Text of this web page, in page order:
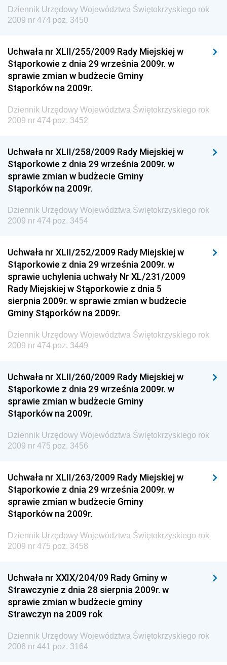
Dziennik Urzędowy Ministra Środowiska i Głównego
Inspektora Ochrony Środowiska
Dziennik Urzędowy Ministerstwa Kultury, Dziedzictwa
Narodowego i Sportu
Dziennik Urzędowy Ministra Finansów, Funduszy i
Dziennik Urzędowy Ministra Rozwoju, Pracy i
Dziennik Urzędowy Ministra Kultury, Dziedzictwa
Narodowego i Sportu
Dziennik Urzędowy Ministra Rodziny i Polityki
Społecznej
Dziennik Urzędowy Komendy Głównej Straży
Granicznej
Drogowego
Dziennik Urzędowy Narodowego Banku Polskiego
Dziennik Urzędowy Komendy Głównej Policji
Dziennik Urzędowy Ministra Pracy i Polityki
Społecznej
Dziennik Urzędowy Ministra Transportu, Budownictwa
i Gospodarki Morskiej
Dziennik Urzędowy Ministra Spraw Zagranicznych
Dziennik Urzędowy Centralnego Biura
Antykorupcyjnego
Wewnętrznego
Dziennik Urzędowy Urzędu Patentowego
Dziennik Urzędowy Generalnej Dyrekcji Dróg
Krajowych i Autostrad
Dziennik Urzędowy Ministra Środowiska
Dziennik Urzędowy Ministra Edukacji
Dziennik Urzędowy Ministra Przemysłu
Dziennik Urzędowy Ministra Finansów i Gospodarki
Dziennik Urzędowy Ministra do Spraw Unii
Dziennik Urzędowy Agencji Wywiadu
Dziennik Urzędowy Województwa Świętokrzyskiego rok
2009 nr 474 poz. 3450
Uchwała nr XLII/255/2009 Rady Miejskiej w
Stąporkowie z dnia 29 września 2009r. w
sprawie zmian w budżecie Gminy
Stąporków na 2009r.
Dziennik Urzędowy Województwa Świętokrzyskiego rok
2009 nr 474 poz. 3452
Uchwała nr XLII/258/2009 Rady Miejskiej w
Stąporkowie z dnia 29 września 2009r. w
sprawie zmian w budżecie Gminy
Stąporków na 2009r.
Dziennik Urzędowy Województwa Świętokrzyskiego rok
2009 nr 474 poz. 3454
Uchwała nr XLII/252/2009 Rady Miejskiej w
Stąporkowie z dnia 29 września 2009r. w
sprawie uchylenia uchwały Nr XL/231/2009
Rady Miejskiej w Stąporkowie z dnia 5
sierpnia 2009r. w sprawie zmian w budżecie
Gminy Stąporków na 2009r.
Dziennik Urzędowy Województwa Świętokrzyskiego rok
2009 nr 474 poz. 3449
Uchwała nr XLII/260/2009 Rady Miejskiej w
Stąporkowie z dnia 29 września 2009r. w
sprawie zmian w budżecie Gminy
Stąporków na 2009r.
Dziennik Urzędowy Województwa Świętokrzyskiego rok
2009 nr 475 poz. 3456
Uchwała nr XLII/263/2009 Rady Miejskiej w
Stąporkowie z dnia 29 września 2009r. w
sprawie zmian w budżecie Gminy
Stąporków na 2009r.
Dziennik Urzędowy Województwa Świętokrzyskiego rok
2009 nr 475 poz. 3458
Uchwała nr XXIX/204/09 Rady Gminy w
Strawczynie z dnia 28 sierpnia 2009r. w
sprawie zmian w budżecie gminy
Strawczyn na 2009 rok
Dziennik Urzędowy Województwa Świętokrzyskiego rok
2006 nr 441 poz. 3164